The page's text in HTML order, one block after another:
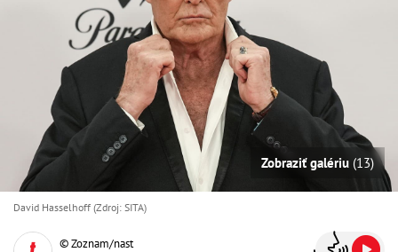
Zobraziť galériu (13)
David Hasselhoff (Zdroj: SITA)
© Zoznam/nast